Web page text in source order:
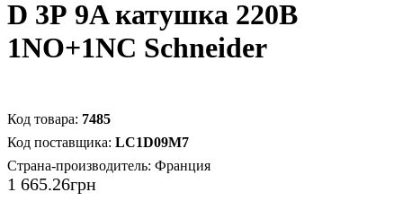
D 3Р 9A катушка 220В
1NO+1NC Schneider
7485
LC1D09M7
Страна-производитель: Франция
1 665.26грн